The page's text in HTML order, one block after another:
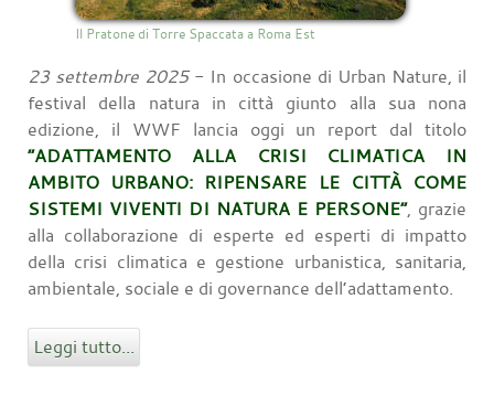
Il Pratone di Torre Spaccata a Roma Est
23 settembre 2025- In occasione di Urban Nature, il
festival della natura in città giunto alla sua nona
edizione, il WWF lancia oggi un report dal titolo
“ADATTAMENTO ALLA CRISI CLIMATICA IN
AMBITO URBANO: RIPENSARE LE CITTÀ COME
SISTEMI VIVENTI DI NATURA E PERSONE”, grazie
alla collaborazione di esperte ed esperti di impatto
della crisi climatica e gestione urbanistica, sanitaria,
ambientale, sociale e di governance dell’adattamento.
Leggi tutto...